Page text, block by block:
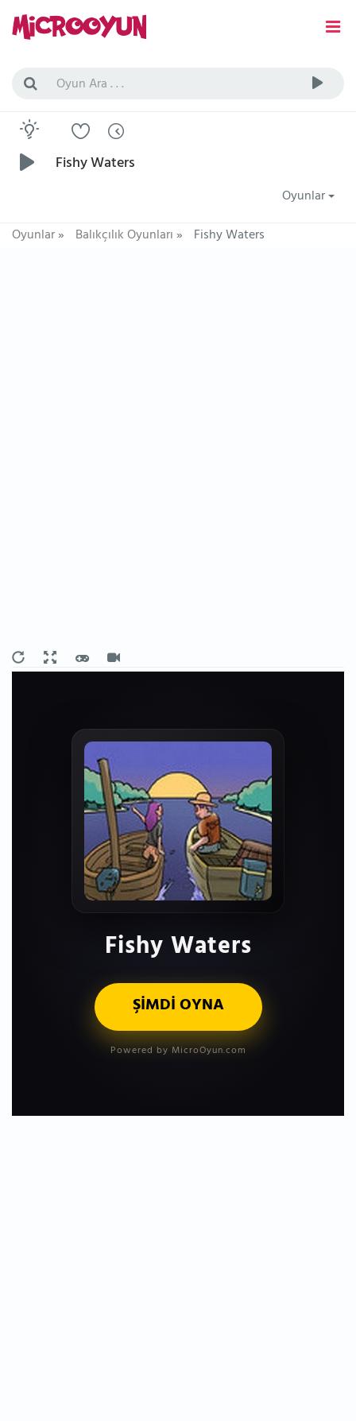
Fishy Waters
Oyunlar
Oyunlar» Balıkçılık Oyunları» Fishy Waters
Fishy Waters
ŞİMDİ OYNA
Powered by MicroOyun.com